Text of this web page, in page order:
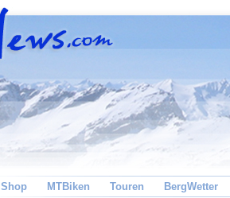
Shop MTBiken Touren BergWetter